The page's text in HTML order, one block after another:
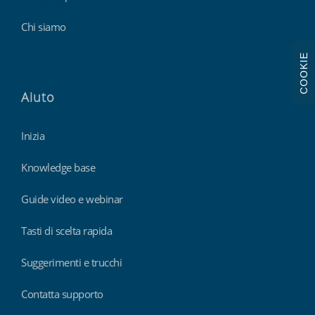
Chi siamo
Aiuto
Inizia
Knowledge base
Guide video e webinar
Tasti di scelta rapida
Suggerimenti e trucchi
Contatta supporto
COOKIE